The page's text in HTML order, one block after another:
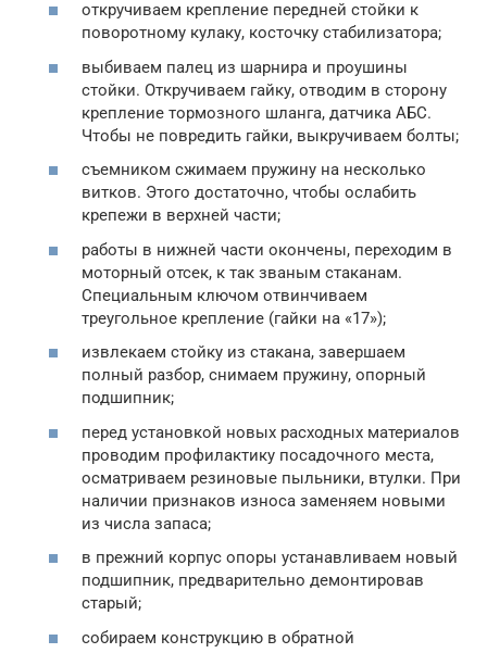
откручиваем крепление передней стойки к
поворотному кулаку, косточку стабилизатора;
выбиваем палец из шарнира и проушины
стойки. Откручиваем гайку, отводим в сторону
крепление тормозного шланга, датчика АБС.
Чтобы не повредить гайки, выкручиваем болты;
съемником сжимаем пружину на несколько
витков. Этого достаточно, чтобы ослабить
крепежи в верхней части;
работы в нижней части окончены, переходим в
моторный отсек, к так званым стаканам.
Специальным ключом отвинчиваем
треугольное крепление (гайки на «17»);
извлекаем стойку из стакана, завершаем
полный разбор, снимаем пружину, опорный
подшипник;
перед установкой новых расходных материалов
проводим профилактику посадочного места,
осматриваем резиновые пыльники, втулки. При
наличии признаков износа заменяем новыми
из числа запаса;
в прежний корпус опоры устанавливаем новый
подшипник, предварительно демонтировав
старый;
собираем конструкцию в обратной